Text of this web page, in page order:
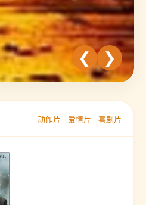
❮ ❯
动作片 爱情片 喜剧片